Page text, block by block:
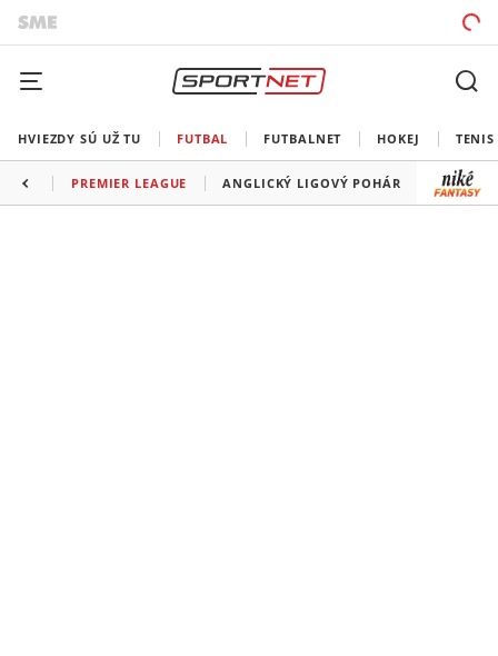
HVIEZDY SÚ UŽ TU FUTBAL FUTBALNET HOKEJ TENIS
PREMIER LEAGUE ANGLICKÝ LIGOVÝ POHÁR FA CUP